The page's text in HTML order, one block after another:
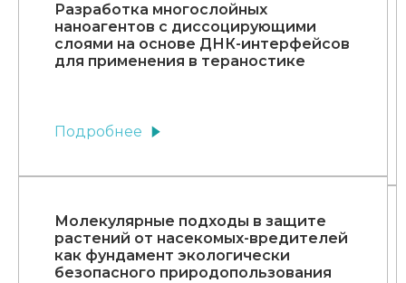
Разработка многослойных
наноагентов с диссоцирующими
слоями на основе ДНК-интерфейсов
для применения в тераностике
Подробнее
Молекулярные подходы в защите
растений от насекомых-вредителей
как фундамент экологически
безопасного природопользования